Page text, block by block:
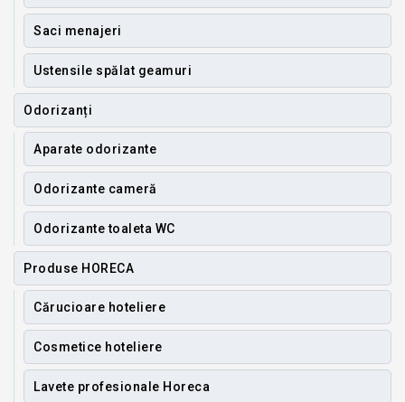
Saci menajeri
Ustensile spălat geamuri
Odorizanți
Aparate odorizante
Odorizante cameră
Odorizante toaleta WC
Produse HORECA
Cărucioare hoteliere
Cosmetice hoteliere
Lavete profesionale Horeca